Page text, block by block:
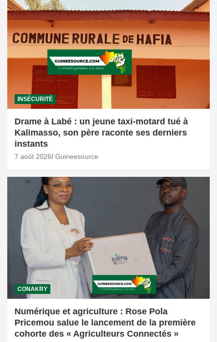
INSÉCURITÉ
Drame à Labé : un jeune taxi-motard tué à
Kalimasso, son père raconte ses derniers
instants
7 août 2026 Guineesource
CONAKRY
Numérique et agriculture : Rose Pola
Pricemou salue le lancement de la première
cohorte des « Agriculteurs Connectés »